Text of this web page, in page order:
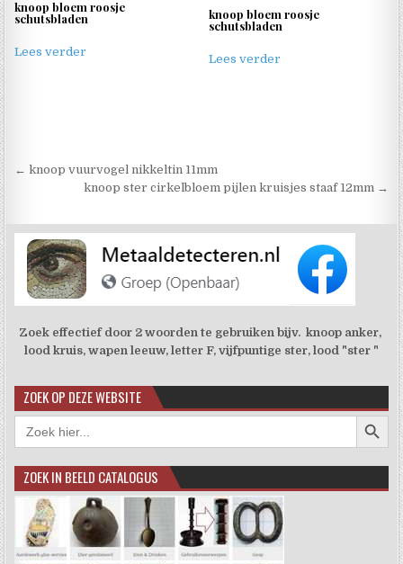
knoop bloem roosje
schutsbladen
Lees verder
knoop bloem roosje
schutsbladen
Lees verder
Berichtnavigatie
← knoop vuurvogel nikkeltin 11mm
knoop ster cirkelbloem pijlen kruisjes staaf 12mm →
Zoek effectief door 2 woorden te gebruiken bijv. knoop anker,
lood kruis, wapen leeuw, letter F, vijfpuntige ster, lood "ster "
ZOEK OP DEZE WEBSITE
Zoek
naar:
ZOEK IN BEELD CATALOGUS